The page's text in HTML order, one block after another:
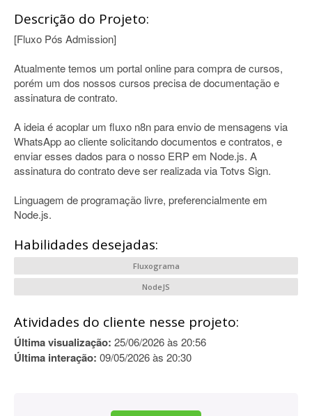
Descrição do Projeto:
[Fluxo Pós Admission]
Atualmente temos um portal online para compra de cursos,
porém um dos nossos cursos precisa de documentação e
assinatura de contrato.
A ideia é acoplar um fluxo n8n para envio de mensagens via
WhatsApp ao cliente solicitando documentos e contratos, e
enviar esses dados para o nosso ERP em Node.js. A
assinatura do contrato deve ser realizada via Totvs Sign.
Linguagem de programação livre, preferencialmente em
Node.js.
Habilidades desejadas:
Fluxograma
NodeJS
Atividades do cliente nesse projeto:
Última visualização: 25/06/2026 às 20:56
Última interação: 09/05/2026 às 20:30